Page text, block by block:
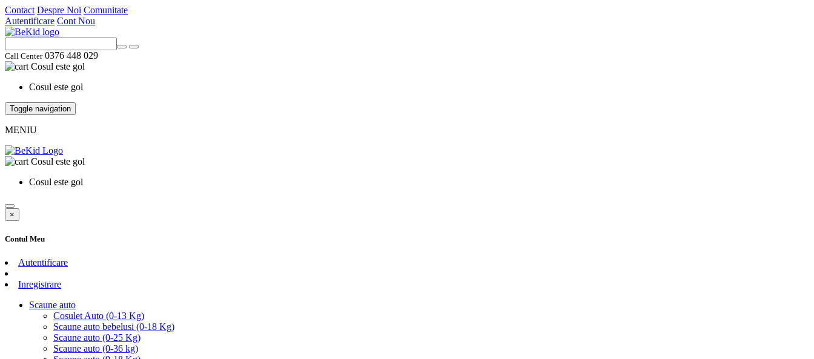
Contact Despre Noi Comunitate
Autentificare Cont Nou
Call Center0376 448 029
Cosul este gol
Cosul este gol
Toggle navigation
MENIU
Cosul este gol
Cosul este gol
×
Contul Meu
Autentificare
Inregistrare
Scaune auto
Cosulet Auto (0-13 Kg)
Scaune auto bebelusi (0-18 Kg)
Scaune auto (0-25 Kg)
Scaune auto (0-36 kg)